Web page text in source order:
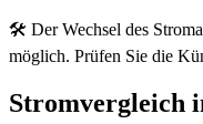
🛠 Der Wechsel des
möglich. Prüfen Sie die
Stromvergleich